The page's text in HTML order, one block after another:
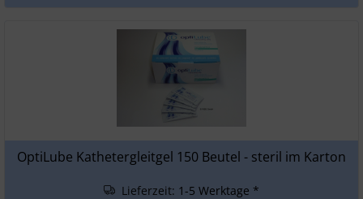
OptiLube Kathetergleitgel 150 Beutel - steril im Karton
Lieferzeit: 1-5 Werktage *